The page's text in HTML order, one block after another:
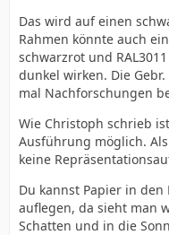
Das wird auf einen
Rahmen könnte auch
schwarzrot und
dunkel wirken. Die
mal Nachforschungen
Wie Christoph schrieb
Ausführung möglich.
keine
Du kannst Papier in
auflegen, da sieht man
Schatten und in die